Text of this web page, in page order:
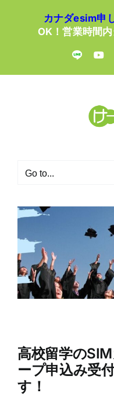
カナダesim申
OK！営業時間
LINE
Go to...
高校留学の
ープ申込み受
す！